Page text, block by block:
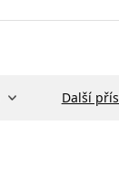
Další